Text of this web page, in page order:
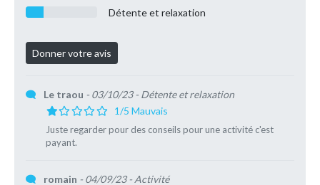
Détente et relaxation
Le traou - 03/10/23- Détente et relaxation
1/5 Mauvais
Juste regarder pour des conseils pour une activité c'est
payant.
romain - 04/09/23- Activité